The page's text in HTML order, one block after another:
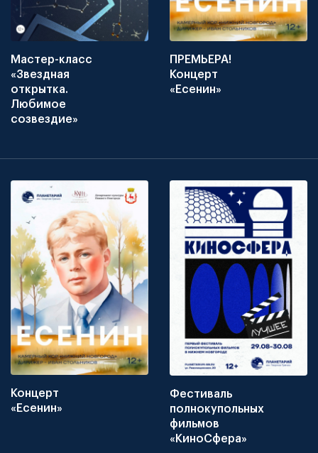
Мастер-класс
«Звездная
открытка.
Любимое
созвездие»
ПРЕМЬЕРА!
Концерт
«Есенин»
Концерт
«Есенин»
Фестиваль
полнокупольных
фильмов
«КиноСфера»